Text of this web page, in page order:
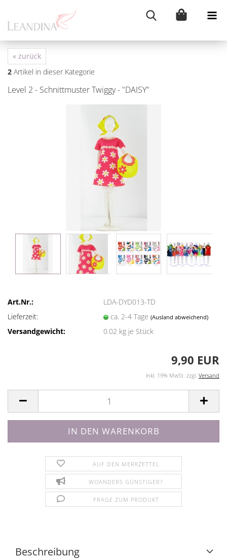
« zurück
2 Artikel in dieser Kategorie
Level 2 - Schnitt­mus­ter Twig­gy - "DAISY"
Art.Nr.:
LDA-DYD013-TD
Lieferzeit:
ca. 2-4 Tage(Ausland abweichend)
Versandgewicht: 0.02 kg je Stück
9,90 EUR
inkl. 19% MwSt. zzgl. Versand
AUF DEN MERKZETTEL
WOANDERS GÜNSTIGER?
FRAGE ZUM PRODUKT
Beschreibung